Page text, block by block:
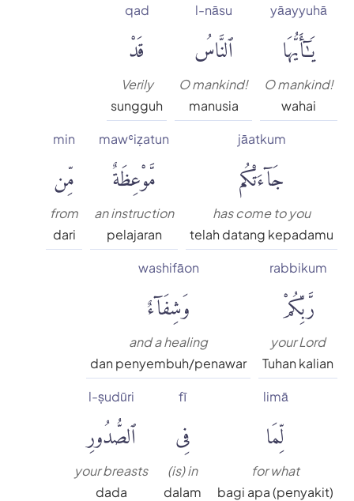
yāayyuhā
يَٰٓأَيُّهَا
O mankind!
wahai
l-nāsu
ٱلنَّاسُ
O mankind!
manusia
qad
قَدْ
Verily
sungguh
jāatkum
جَآءَتْكُم
has come to you
telah datang kepadamu
mawʿiẓatun
مَّوْعِظَةٌ
an instruction
pelajaran
min
مِّن
from
dari
rabbikum
رَّبِّكُمْ
your Lord
Tuhan kalian
washifāon
وَشِفَآءٌ
and a healing
dan penyembuh/penawar
limā
لِّمَا
for what
bagi apa (penyakit)
fī
فِى
(is) in
dalam
l-ṣudūri
ٱلصُّدُورِ
your breasts
dada